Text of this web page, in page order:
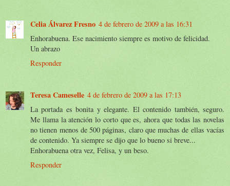
Celia Álvarez Fresno 4 de febrero de 2009 a las 16:31
Enhorabuena. Ese nacimiento siempre es motivo de felicidad.
Un abrazo
Responder
Teresa Cameselle 4 de febrero de 2009 a las 17:13
La portada es bonita y elegante. El contenido también, seguro.
Me llama la atención lo corto que es, ahora que todas las novelas
no tienen menos de 500 páginas, claro que muchas de ellas vacías
de contenido. Ya siempre se dijo que lo bueno si breve...
Enhorabuena otra vez, Felisa, y un beso.
Responder